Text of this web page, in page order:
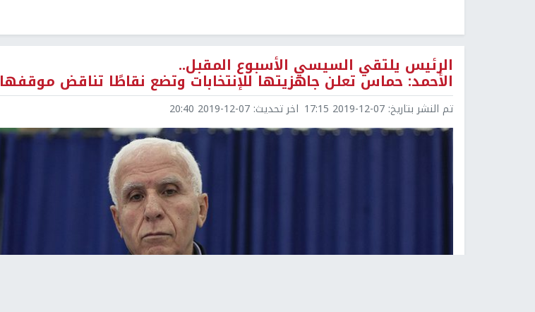
الرئيس يلتقي السيسي الأسبوع المقبل..
الأحمد: حماس تعلن جاهزيتها للإنتخابات وتضع نقاطًا تناقض موقفها
تم النشر بتاريخ: 2019-12-07 17:15 اخر تحديث: 2019-12-07 20:40